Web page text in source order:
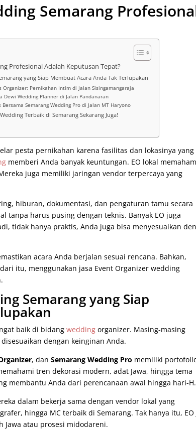
Semarang
Profesional Adalah Keputusan Tepat?
yang Siap Membuat Acara Anda Tak Terlupakan
Organizer: Pernikahan Intim di Jalan Sisingamangaraja
Dewi Wedding Planner di Jalan Pandanaran
Bersama Semarang Wedding Pro di Jalan MT Haryono
Terbaik di Semarang Sekarang Juga!
pesta pernikahan karena fasilitas dan lokasinya yang
memberi Anda banyak keuntungan. EO lokal
juga memiliki jaringan vendor terpercaya yang
hiburan, dokumentasi, dan pengaturan tamu secara
tanpa harus pusing dengan teknis. Banyak EO juga
tidak hanya praktis, Anda juga bisa menyesuaikan
acara Anda berjalan sesuai rencana. Bahkan,
itu, menggunakan jasa Event Organizer wedding
Semarang yang Siap
baik di bidangwedding organizer. Masing-masing
dengan keinginan Anda.
, danSemarang Wedding Pro memiliki
tren dekorasi modern, adat Jawa, hingga tema
membantu Anda dari perencanaan awal hingga hari-H.
dalam bekerja sama dengan vendor lokal yang
hingga MC terbaik di Semarang. Tak hanya itu, EO
Jawa atau prosesi midodareni.